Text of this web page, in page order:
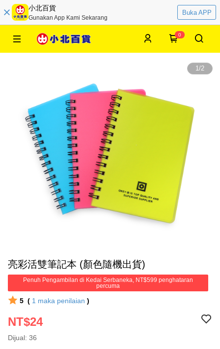
小北百貨
Gunakan App Kami Sekarang
Buka APP
0
1/2
亮彩活雙筆記本 (顏色隨機出貨)
Penuh Pengambilan di Kedai Serbaneka, NT$599 penghataran
percuma
5 ( 1 maka penilaian )
NT$24
Dijual: 36